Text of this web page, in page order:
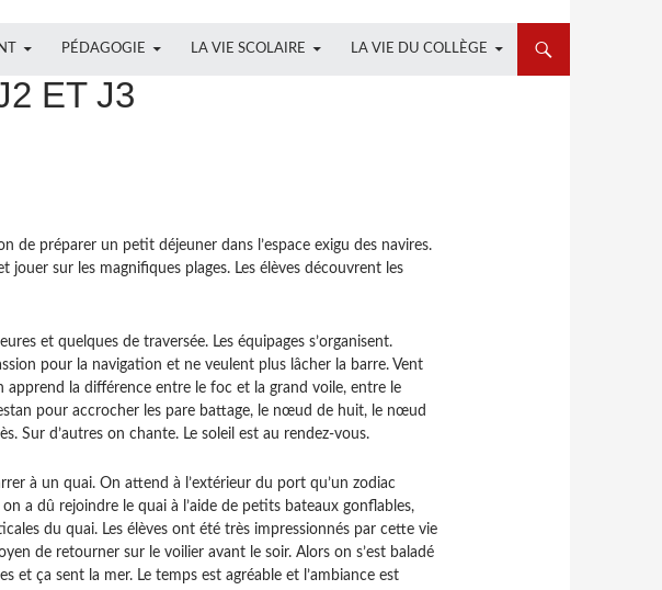
PÉDAGOGIE LA VIE SCOLAIRE LA VIE DU COLLÈGE
ET J3
de préparer un petit déjeuner dans l’espace exigu des navires.
sur les magnifiques plages. Les élèves découvrent les
et quelques de traversée. Les équipages s’organisent.
pour la navigation et ne veulent plus lâcher la barre. Vent
apprend la différence entre le foc et la grand voile, entre le
pour accrocher les pare battage, le nœud de huit, le nœud
Sur d’autres on chante. Le soleil est au rendez-vous.
à un quai. On attend à l’extérieur du port qu’un zodiac
a dû rejoindre le quai à l’aide de petits bateaux gonflables,
du quai. Les élèves ont été très impressionnés par cette vie
de retourner sur le voilier avant le soir. Alors on s’est baladé
et ça sent la mer. Le temps est agréable et l’ambiance est